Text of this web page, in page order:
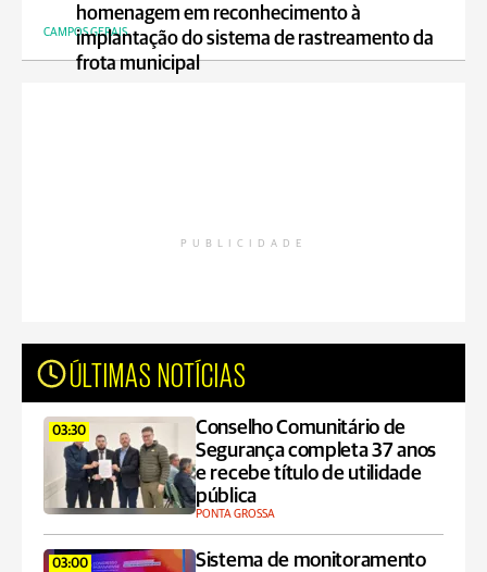
homenagem em reconhecimento à
implantação do sistema de rastreamento da
frota municipal
CAMPOS GERAIS
PUBLICIDADE
ÚLTIMAS NOTÍCIAS
03:30
Conselho Comunitário de
Segurança completa 37 anos
e recebe título de utilidade
pública
PONTA GROSSA
03:00 Sistema de monitoramento